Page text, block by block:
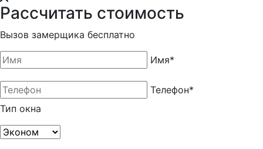
Рассчитать стоимость
Вызов замерщика бесплатно
Имя*
Телефон*
Тип окна